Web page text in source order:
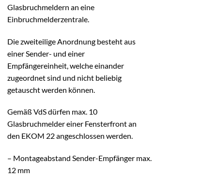
Glasbruchmeldern an eine
Einbruchmelderzentrale.
Die zweiteilige Anordnung besteht aus
einer Sender- und einer
Empfängereinheit, welche einander
zugeordnet sind und nicht beliebig
getauscht werden können.
Gemäß VdS dürfen max. 10
Glasbruchmelder einer Fensterfront an
den EKOM 22 angeschlossen werden.
– Montageabstand Sender-Empfänger max.
12 mm